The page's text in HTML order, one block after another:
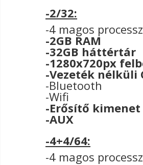
-2/32:
-4 magos
-2GB RAM
-32GB háttértár
-1280x720px
-Vezeték nélküli
-Bluetooth
-Wifi
-Erősítő kimenet
-AUX
-4+4/64:
-4 magos